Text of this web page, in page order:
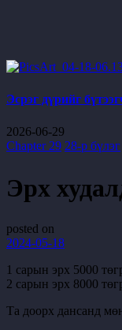
Эсрэг дүрийг
2026-06-29
Chapter 29 28-р бүлэг
Эрх
posted on
2024-05-18
1 сарын эрх 5000
2 сарын эрх 8000
Та доорх дансанд